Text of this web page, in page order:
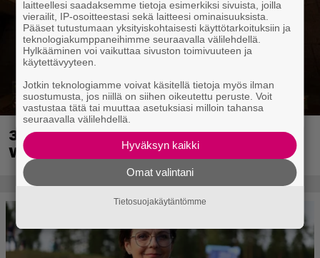
30-vuotias Quake sai uuden episodin
Wolfenstein-kehittäjiltä
laitteellesi saadaksemme tietoja esimerkiksi sivuista, joilla
vierailit, IP-osoitteestasi sekä laitteesi ominaisuuksista.
Pääset tutustumaan yksityiskohtaisesti käyttötarkoituksiin ja
teknologiakumppaneihimme seuraavalla välilehdellä.
Hylkääminen voi vaikuttaa sivuston toimivuuteen ja
käytettävyyteen.
Jotkin teknologiamme voivat käsitellä tietoja myös ilman
suostumusta, jos niillä on siihen oikeutettu peruste. Voit
vastustaa tätä tai muuttaa asetuksiasi milloin tahansa
seuraavalla välilehdellä.
Hyväksyn kaikki
Omat valintani
Tietosuojakäytäntömme